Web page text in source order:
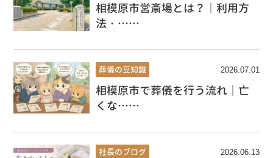
相模原市営斎場とは？｜利用方
法・……
2026.07.01
葬儀の豆知識
相模原市で葬儀を行う流れ｜亡
くな……
2026.06.13
社長のブログ